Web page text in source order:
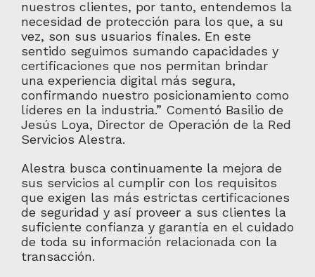
nuestros clientes, por tanto, entendemos la
necesidad de protección para los que, a su
vez, son sus usuarios finales. En este
sentido seguimos sumando capacidades y
certificaciones que nos permitan brindar
una experiencia digital más segura,
confirmando nuestro posicionamiento como
líderes en la industria.” Comentó Basilio de
Jesús Loya, Director de Operación de la Red
Servicios Alestra.
Alestra busca continuamente la mejora de
sus servicios al cumplir con los requisitos
que exigen las más estrictas certificaciones
de seguridad y así proveer a sus clientes la
suficiente confianza y garantía en el cuidado
de toda su información relacionada con la
transacción.